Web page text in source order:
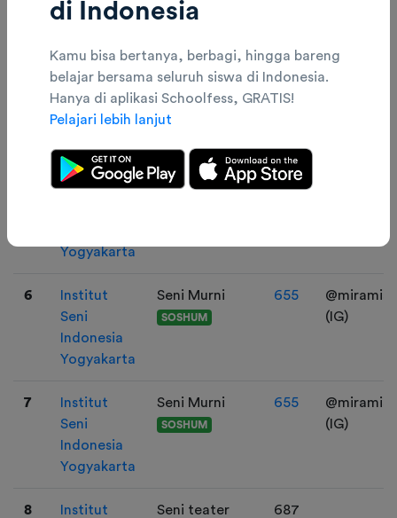
Indonesia
SOSHUM
Institut
Seni
Indonesia
SENI MUSIK
SOSHUM
578
Institut
Yogyakarta
Seni Murni 632
6
Institut
Seni
Indonesia
Yogyakarta
Seni Murni
SOSHUM
655
(IG)
7
Institut
Seni
Indonesia
Yogyakarta
Seni Murni
SOSHUM
655
(IG)
8
Institut
Seni teater 687
di Indonesia
Kamu bisa bertanya, berbagi, hingga bareng
belajar bersama seluruh siswa di Indonesia.
Hanya di aplikasi Schoolfess, GRATIS!
Pelajari lebih lanjut